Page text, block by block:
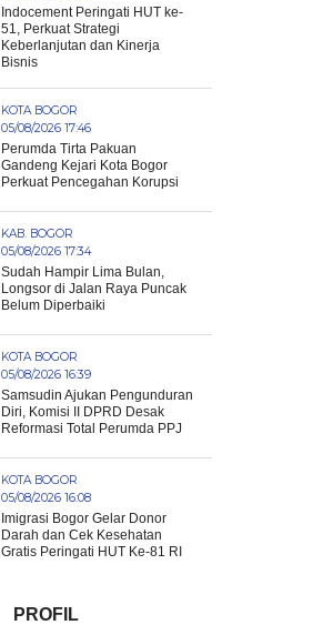
Indocement Peringati HUT ke-
51, Perkuat Strategi
Keberlanjutan dan Kinerja
Bisnis
KOTA BOGOR
05/08/2026 17:46
Perumda Tirta Pakuan
Gandeng Kejari Kota Bogor
Perkuat Pencegahan Korupsi
KAB. BOGOR
05/08/2026 17:34
Sudah Hampir Lima Bulan,
Longsor di Jalan Raya Puncak
Belum Diperbaiki
KOTA BOGOR
05/08/2026 16:39
Samsudin Ajukan Pengunduran
Diri, Komisi II DPRD Desak
Reformasi Total Perumda PPJ
KOTA BOGOR
05/08/2026 16:08
Imigrasi Bogor Gelar Donor
Darah dan Cek Kesehatan
Gratis Peringati HUT Ke-81 RI
PROFIL